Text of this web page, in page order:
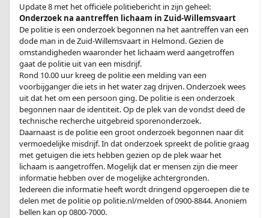
Update 8 met het officiële politiebericht in zijn geheel:
Onderzoek na aantreffen lichaam in Zuid-Willemsvaart
De politie is een onderzoek begonnen na het aantreffen van een
dode man in de Zuid-Willemsvaart in Helmond. Gezien de
omstandigheden waaronder het lichaam werd aangetroffen
gaat de politie uit van een misdrijf.
Rond 10.00 uur kreeg de politie een melding van een
voorbijganger die iets in het water zag drijven. Onderzoek wees
uit dat het om een persoon ging. De politie is een onderzoek
begonnen naar de identiteit. Op de plek van de vondst deed de
technische recherche uitgebreid sporenonderzoek.
Daarnaast is de politie een groot onderzoek begonnen naar dit
vermoedelijke misdrijf. In dat onderzoek spreekt de politie graag
met getuigen die iets hebben gezien op de plek waar het
lichaam is aangetroffen. Mogelijk dat er mensen zijn die meer
informatie hebben over de mogelijke achtergronden.
Iedereen die informatie heeft wordt dringend opgeroepen die te
delen met de politie op politie.nl/melden of 0900-8844. Anoniem
bellen kan op 0800-7000.